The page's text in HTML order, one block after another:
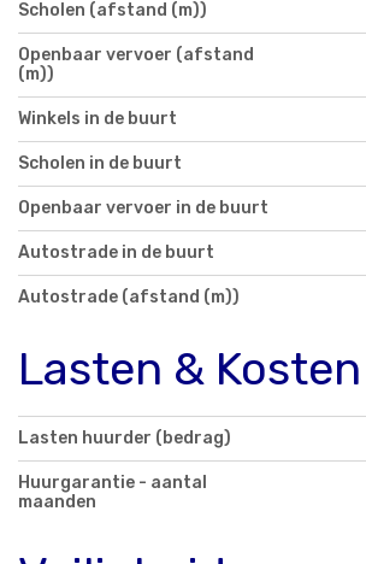
Scholen (afstand (m))
Openbaar vervoer (afstand
(m))
Winkels in de buurt
Scholen in de buurt
Openbaar vervoer in de buurt
Autostrade in de buurt
Autostrade (afstand (m))
Lasten & Kosten
Lasten huurder (bedrag)
Huurgarantie - aantal
maanden